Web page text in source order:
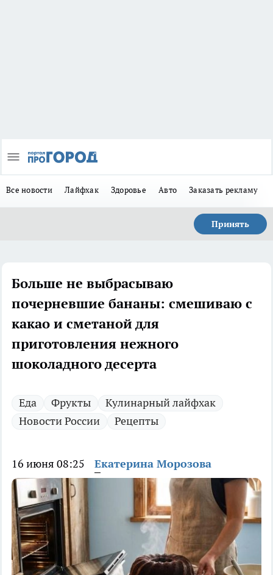
Все новости Лайфхак Здоровье Авто Заказать рекламу
Принять
Больше не выбрасываю
почерневшие бананы: смешиваю с
какао и сметаной для
приготовления нежного
шоколадного десерта
Еда Фрукты
Кулинарный лайфхак
Новости России
Рецепты
16 июня 08:25 Екатерина Морозова